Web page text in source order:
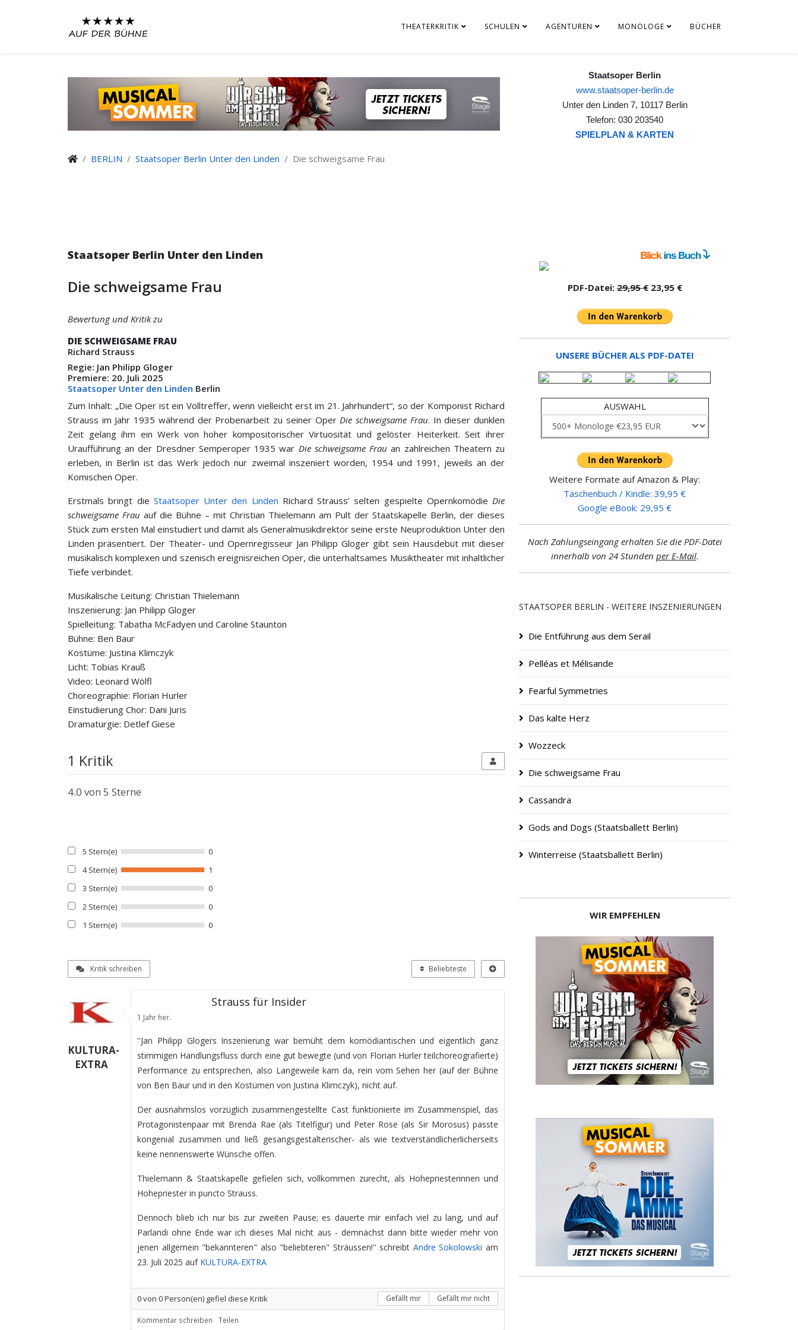
THEATERKRITIK SCHULEN AGENTUREN MONOLOGE BÜCHER
Staatsoper Berlin
www.staatsoper-berlin.de
Unter den Linden 7, 10117 Berlin
Telefon: 030 203540
SPIELPLAN & KARTEN
BERLIN Staatsoper Berlin Unter den Linden Die schweigsame Frau
Staatsoper Berlin Unter den Linden
Die schweigsame Frau
Bewertung und Kritik zu
DIE SCHWEIGSAME FRAU
Richard Strauss
Regie: Jan Philipp Gloger
Premiere: 20. Juli 2025
Staatsoper Unter den Linden Berlin
Zum Inhalt: „Die Oper ist ein Volltreffer, wenn vielleicht erst im 21. Jahrhundert“, so der Komponist Richard
Strauss im Jahr 1935 während der Probenarbeit zu seiner OperDie schweigsame Frau. In dieser dunklen
Zeit gelang ihm ein Werk von hoher kompositorischer Virtuosität und gelöster Heiterkeit. Seit ihrer
Uraufführung an der Dresdner Semperoper 1935 war Die schweigsame Frau an zahlreichen Theatern zu
erleben, in Berlin ist das Werk jedoch nur zweimal inszeniert worden, 1954 und 1991, jeweils an der
Komischen Oper.
Erstmals bringt die Staatsoper Unter den Linden Richard Strauss’ selten gespielte Opernkomödie Die
schweigsame Frau auf die Bühne – mit Christian Thielemann am Pult der Staatskapelle Berlin, der dieses
Stück zum ersten Mal einstudiert und damit als Generalmusikdirektor seine erste Neuproduktion Unter den
Linden präsentiert. Der Theater- und Opernregisseur Jan Philipp Gloger gibt sein Hausdebüt mit dieser
musikalisch komplexen und szenisch ereignisreichen Oper, die unterhaltsames Musiktheater mit inhaltlicher
Tiefe verbindet.
Musikalische Leitung: Christian Thielemann
Inszenierung: Jan Philipp Gloger
Spielleitung: Tabatha McFadyen und Caroline Staunton
Bühne: Ben Baur
Kostüme: Justina Klimczyk
Licht: Tobias Krauß
Video: Leonard Wölfl
Choreographie: Florian Hurler
Einstudierung Chor: Dani Juris
Dramaturgie: Detlef Giese
1 Kritik
4.0 von 5 Sterne
5 Stern(e)
0
4 Stern(e)
1
3 Stern(e)
0
2 Stern(e)
0
1 Stern(e)
0
Kritik schreiben Beliebteste
KULTURA-
EXTRA
Strauss für Insider
1 Jahr her.
''Jan Philipp Glogers Inszenierung war bemüht dem komödiantischen und eigentlich ganz
stimmigen Handlungsfluss durch eine gut bewegte (und von Florian Hurler teilchoreografierte)
Performance zu entsprechen, also Langeweile kam da, rein vom Sehen her (auf der Bühne
von Ben Baur und in den Kostümen von Justina Klimczyk), nicht auf.
Der ausnahmslos vorzüglich zusammengestellte Cast funktionierte im Zusammenspiel, das
Protagonistenpaar mit Brenda Rae (als Titelfigur) und Peter Rose (als Sir Morosus) passte
kongenial zusammen und ließ gesangsgestalterischer- als wie textverständlicherlicherseits
keine nennenswerte Wünsche offen.
Thielemann & Staatskapelle gefielen sich, vollkommen zurecht, als Hohepriesterinnen und
Hohepriester in puncto Strauss.
Dennoch blieb ich nur bis zur zweiten Pause; es dauerte mir einfach viel zu lang, und auf
Parlandi ohne Ende war ich dieses Mal nicht aus - demnächst dann bitte wieder mehr von
jenen allgemein "bekannteren" also "beliebteren" Sträussen!'' schreibt Andre Sokolowski am
23. Juli 2025 auf KULTURA-EXTRA
0von 0Person(en) gefiel diese Kritik Gefällt mir Gefällt mir nicht
Kommentar schreiben Teilen
PDF-Datei:29,95 €23,95 €
UNSERE BÜCHER ALS PDF-DATEI
AUSWAHL
Weitere Formate auf Amazon & Play:
Taschenbuch / Kindle: 39,95 €
Google eBook: 29,95 €
Nach Zahlungseingang erhalten Sie die PDF-Datei
innerhalb von 24 Stunden per E-Mail.
STAATSOPER BERLIN - WEITERE INSZENIERUNGEN
Die Entführung aus dem Serail
Pelléas et Mélisande
Fearful Symmetries
Das kalte Herz
Wozzeck
Die schweigsame Frau
Cassandra
Gods and Dogs (Staatsballett Berlin)
Winterreise (Staatsballett Berlin)
WIR EMPFEHLEN